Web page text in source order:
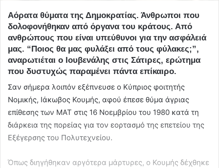
Αόρατα θύματα της Δημοκρατίας. Άνθρωποι που
δολοφονήθηκαν από όργανα του κράτους. Από
ανθρώπους που είναι υπεύθυνοι για την ασφάλειά
μας. “Ποιος θα μας φυλάξει από τους φύλακες;”,
αναρωτιέται ο Ιουβενάλης στις Σάτιρες, ερώτημα
που δυστυχώς παραμένει πάντα επίκαιρο.
Σαν σήμερα λοιπόν εξέπνευσε ο Κύπριος φοιτητής
Νομικής, Ιάκωβος Κουμής, αφού έπεσε θύμα άγριας
επίθεσης των ΜΑΤ στις 16 Νοεμβρίου του 1980 κατά τη
διάρκεια της πορείας για τον εορτασμό της επετείου της
Εξέγερσης του Πολυτεχνείου.
Όπως διηγήθηκαν αργότερα μάρτυρες, ο Κουμής δέχθηκε